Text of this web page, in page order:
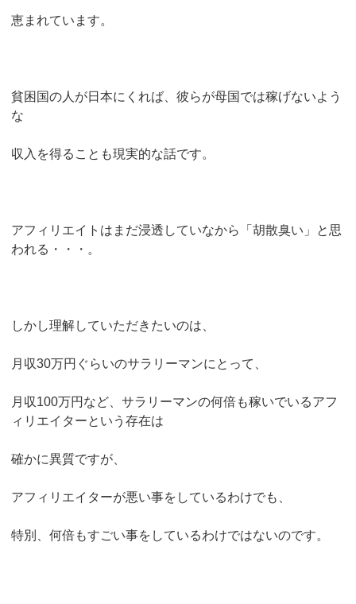
恵まれています。
貧困国の人が日本にくれば、彼らが母国では稼げないよう
な
収入を得ることも現実的な話です。
アフィリエイトはまだ浸透していなから「胡散臭い」と思
われる・・・。
しかし理解していただきたいのは、
月収30万円ぐらいのサラリーマンにとって、
月収100万円など、サラリーマンの何倍も稼いでいるアフ
ィリエイターという存在は
確かに異質ですが、
アフィリエイターが悪い事をしているわけでも、
特別、何倍もすごい事をしているわけではないのです。